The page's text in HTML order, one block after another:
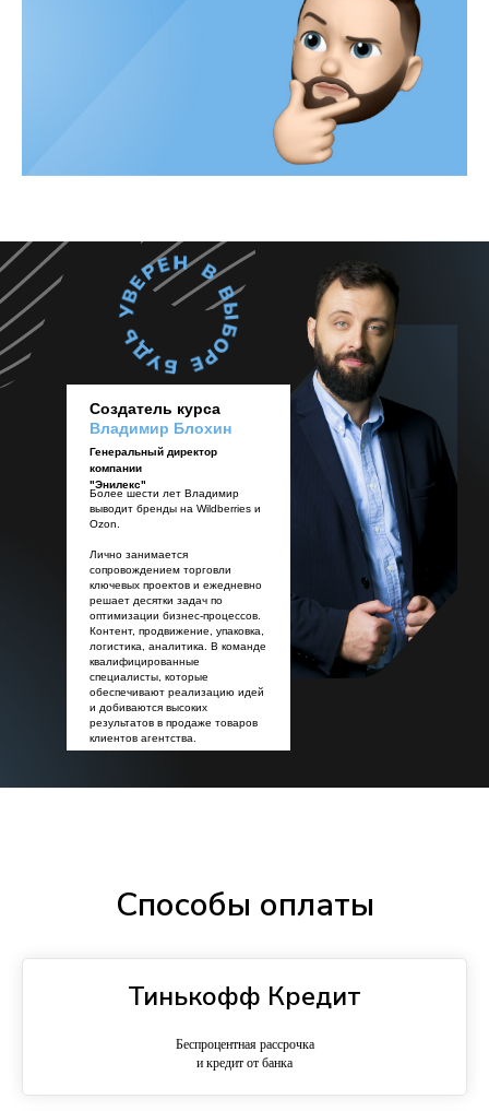
Владимир Блохин
Генеральный директор
компании
"Энилекс"
Более шести лет Владимир
выводит бренды на Wildberries и
Ozon.
Лично занимается
сопровождением торговли
ключевых проектов и ежедневно
решает десятки задач по
оптимизации бизнес-процессов.
Контент, продвижение, упаковка,
логистика, аналитика. В команде
квалифицированные
специалисты, которые
обеспечивают реализацию идей
и добиваются высоких
результатов в продаже товаров
клиентов агентства.
Создатель курса
Способы оплаты
Тинькофф Кредит
Беспроцентная рассрочка
и кредит от банка